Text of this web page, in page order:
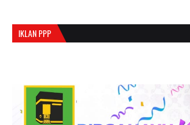
IKLAN PPP